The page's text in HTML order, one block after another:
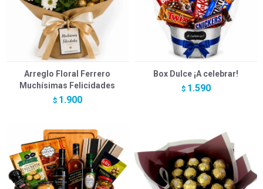
Arreglo Floral Ferrero
Muchísimas Felicidades
$ 1.900
Box Dulce ¡A celebrar!
$ 1.590